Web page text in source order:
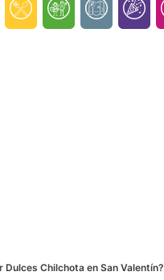
Dulces Chilchota en San Valentín?